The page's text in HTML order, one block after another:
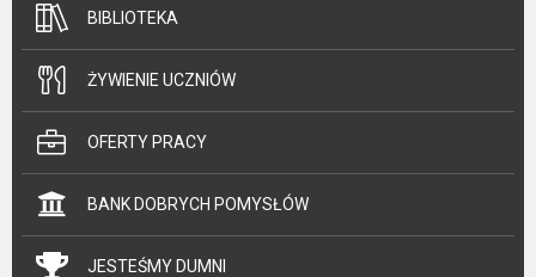
BIBLIOTEKA
ŻYWIENIE UCZNIÓW
OFERTY PRACY
BANK DOBRYCH POMYSŁÓW
JESTEŚMY DUMNI